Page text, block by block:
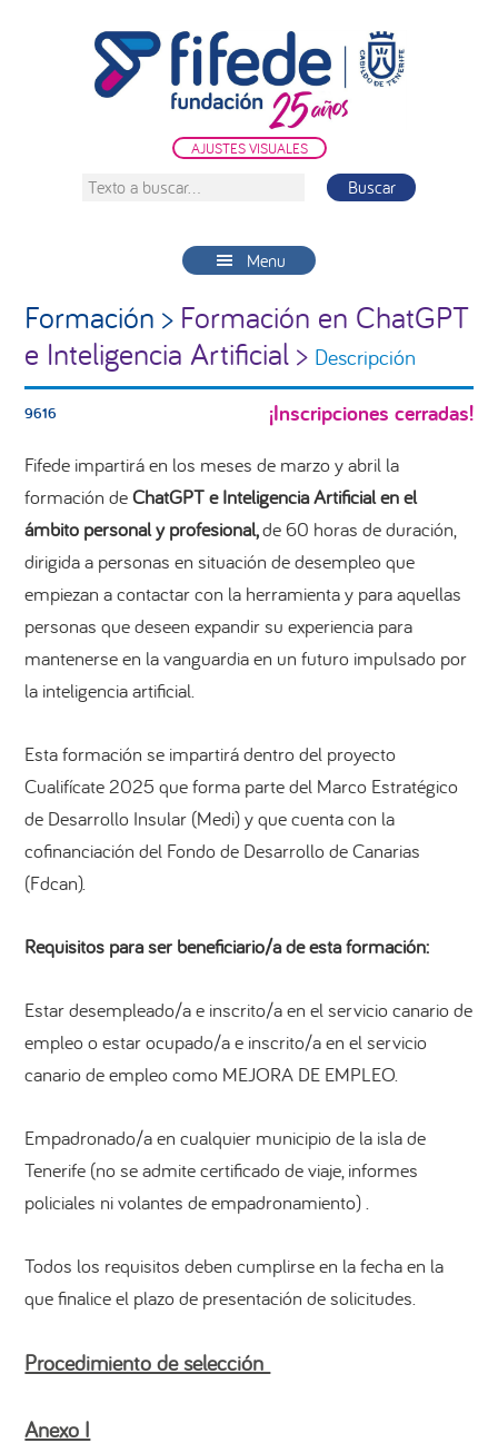
AJUSTES VISUALES
Texto
Menu
Formación > Formación en ChatGPT
e Inteligencia Artificial > Descripción
9616 ¡Inscripciones cerradas!
Fifede impartirá en los meses de marzo y abril la
formación deChatGPT e Inteligencia Artificial en el
ámbito personal y profesional,de 60 horas de duración,
dirigida a personas en situación de desempleo que
empiezan a contactar con la herramienta y para aquellas
personas que deseen expandir su experiencia para
mantenerse en la vanguardia en un futuro impulsado por
la inteligencia artificial.
Esta formación se impartirá dentro del proyecto
Cualifícate 2025 que forma parte del Marco Estratégico
de Desarrollo Insular (Medi) y que cuenta con la
cofinanciación del Fondo de Desarrollo de Canarias
(Fdcan).
Requisitos para ser beneficiario/a de esta formación:
Estar desempleado/a e inscrito/a en el servicio canario de
empleo o estar ocupado/a e inscrito/a en el servicio
canario de empleo como MEJORA DE EMPLEO.
Empadronado/a en cualquier municipio de la isla de
Tenerife (no se admite certificado de viaje, informes
policiales ni volantes de empadronamiento) .
Todos los requisitos deben cumplirse en la fecha en la
que finalice el plazo de presentación de solicitudes.
Procedimiento de selección
Anexo I